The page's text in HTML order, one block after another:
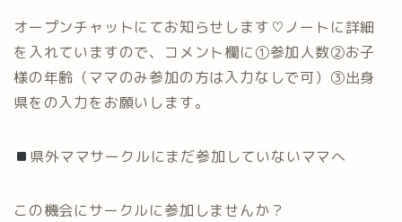
オープンチャットにてお知らせします♡ノートに詳細
を入れていますので、コメント欄に①参加人数②お子
様の年齢（ママのみ参加の方は入力なしで可）③出身
県をの入力をお願いします。
県外ママサークルにまだ参加していないママへ
この機会にサークルに参加しませんか？